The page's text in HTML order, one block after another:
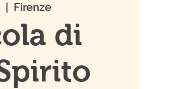
Firenze
di